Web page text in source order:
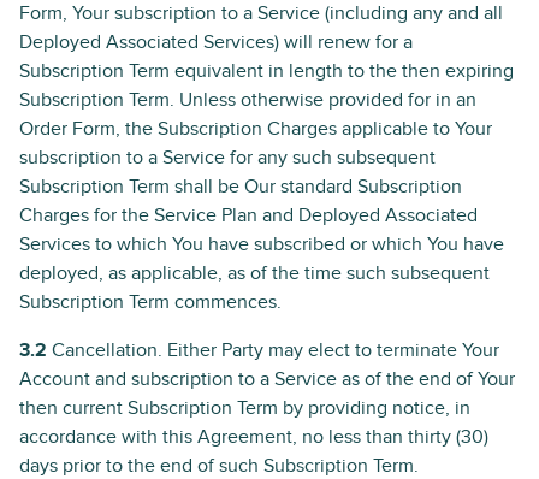
Form, Your subscription to a Service (including any and all
Deployed Associated Services) will renew for a
Subscription Term equivalent in length to the then expiring
Subscription Term. Unless otherwise provided for in an
Order Form, the Subscription Charges applicable to Your
subscription to a Service for any such subsequent
Subscription Term shall be Our standard Subscription
Charges for the Service Plan and Deployed Associated
Services to which You have subscribed or which You have
deployed, as applicable, as of the time such subsequent
Subscription Term commences.
3.2 Cancellation. Either Party may elect to terminate Your
Account and subscription to a Service as of the end of Your
then current Subscription Term by providing notice, in
accordance with this Agreement, no less than thirty (30)
days prior to the end of such Subscription Term.